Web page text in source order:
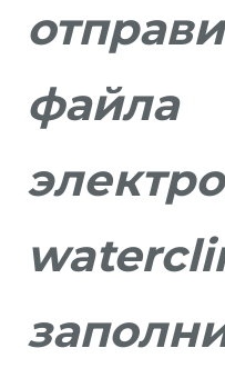
файла